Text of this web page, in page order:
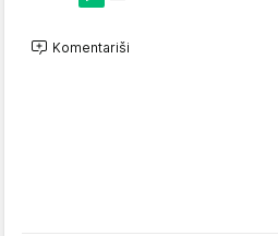
Komentariši